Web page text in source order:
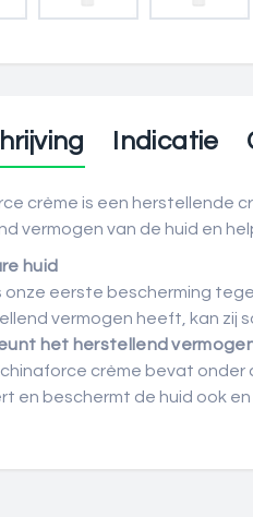
Indicatie
crème is een herstellende
vermogen van de huid en
huid
onze eerste bescherming
vermogen heeft, kan zij
het herstellend
crème bevat
en beschermt de huid ook